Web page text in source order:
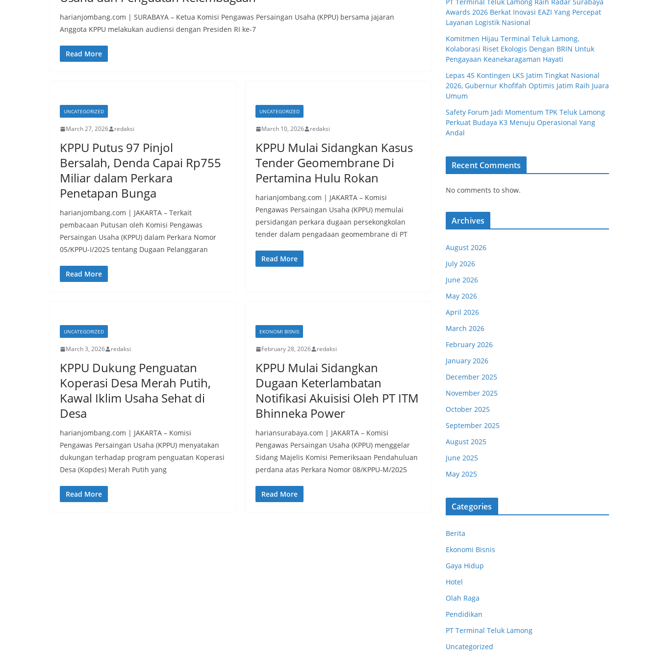
harianjombang.com | SURABAYA – Ketua Komisi Pengawas Persaingan Usaha (KPPU) bersama jajaran
Anggota KPPU melakukan audiensi dengan Presiden RI ke-7
Read More
UNCATEGORIZED
March 27, 2026 redaksi
KPPU Putus 97 Pinjol
Bersalah, Denda Capai Rp755
Miliar dalam Perkara
Penetapan Bunga
harianjombang.com | JAKARTA – Terkait
pembacaan Putusan oleh Komisi Pengawas
Persaingan Usaha (KPPU) dalam Perkara Nomor
05/KPPU-I/2025 tentang Dugaan Pelanggaran
Read More
UNCATEGORIZED
March 10, 2026 redaksi
KPPU Mulai Sidangkan Kasus
Tender Geomembrane Di
Pertamina Hulu Rokan
harianjombang.com | JAKARTA – Komisi
Pengawas Persaingan Usaha (KPPU) memulai
persidangan perkara dugaan persekongkolan
tender dalam pengadaan geomembrane di PT
Read More
UNCATEGORIZED
March 3, 2026 redaksi
KPPU Dukung Penguatan
Koperasi Desa Merah Putih,
Kawal Iklim Usaha Sehat di
Desa
harianjombang.com | JAKARTA – Komisi
Pengawas Persaingan Usaha (KPPU) menyatakan
dukungan terhadap program penguatan Koperasi
Desa (Kopdes) Merah Putih yang
Read More
EKONOMI BISNIS
February 28, 2026 redaksi
KPPU Mulai Sidangkan
Dugaan Keterlambatan
Notifikasi Akuisisi Oleh PT ITM
Bhinneka Power
hariansurabaya.com | JAKARTA – Komisi
Pengawas Persaingan Usaha (KPPU) menggelar
Sidang Majelis Komisi Pemeriksaan Pendahuluan
perdana atas Perkara Nomor 08/KPPU-M/2025
Read More
Awards 2026 Berkat Inovasi EAZI Yang Percepat
Layanan Logistik Nasional
Komitmen Hijau Terminal Teluk Lamong,
Kolaborasi Riset Ekologis Dengan BRIN Untuk
Pengayaan Keanekaragaman Hayati
Lepas 45 Kontingen LKS Jatim Tingkat Nasional
2026, Gubernur Khofifah Optimis Jatim Raih Juara
Umum
Safety Forum Jadi Momentum TPK Teluk Lamong
Perkuat Budaya K3 Menuju Operasional Yang
Andal
Recent Comments
No comments to show.
Archives
August 2026
July 2026
June 2026
May 2026
April 2026
March 2026
February 2026
January 2026
December 2025
November 2025
October 2025
September 2025
August 2025
June 2025
May 2025
Categories
Berita
Ekonomi Bisnis
Gaya Hidup
Hotel
Olah Raga
Pendidikan
PT Terminal Teluk Lamong
Uncategorized